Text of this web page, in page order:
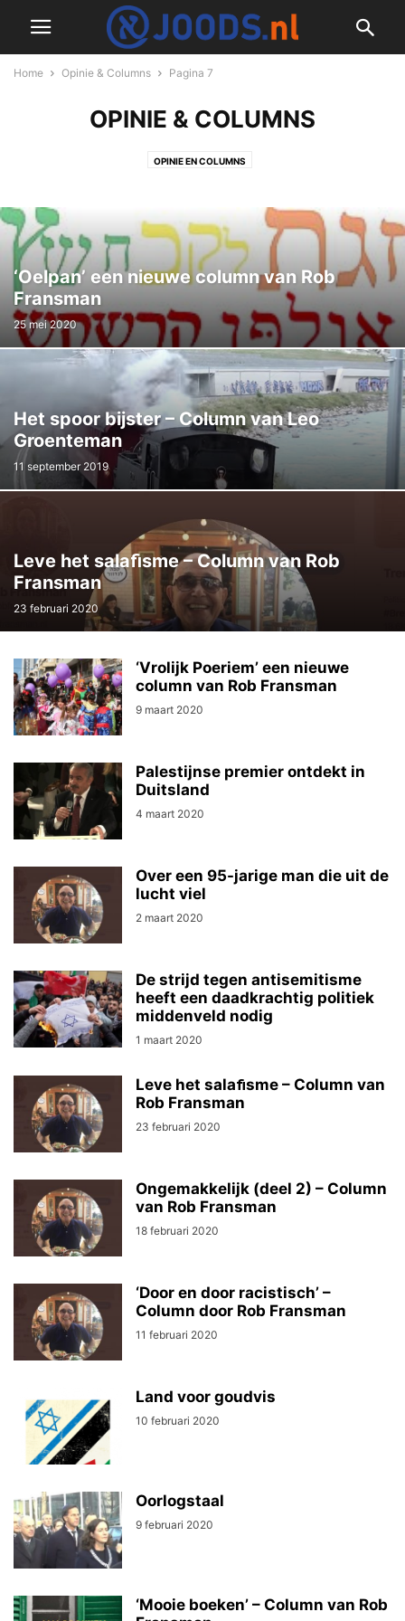
Home Opinie & Columns Pagina 7
OPINIE & COLUMNS
OPINIE EN COLUMNS
‘Oelpan’ een nieuwe column van Rob
Fransman
25 mei 2020
Het spoor bijster – Column van Leo
Groenteman
11 september 2019
Leve het salaﬁsme – Column van Rob
Fransman
23 februari 2020
‘Vrolijk Poeriem’ een nieuwe
column van Rob Fransman
9 maart 2020
Palestijnse premier ontdekt in
Duitsland
4 maart 2020
Over een 95-jarige man die uit de
lucht viel
2 maart 2020
De strijd tegen antisemitisme
heeft een daadkrachtig politiek
middenveld nodig
1 maart 2020
Leve het salaﬁsme – Column van
Rob Fransman
23 februari 2020
Ongemakkelijk (deel 2) – Column
van Rob Fransman
18 februari 2020
‘Door en door racistisch’ –
Column door Rob Fransman
11 februari 2020
Land voor goudvis
10 februari 2020
Oorlogstaal
9 februari 2020
‘Mooie boeken’ – Column van Rob